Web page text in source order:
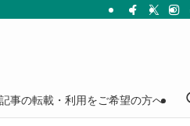
記事の転載・利用をご希望の方へ